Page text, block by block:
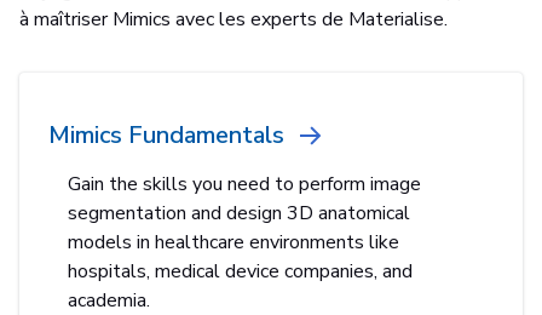
à maîtriser Mimics avec les experts de Materialise.
Mimics Fundamentals
Gain the skills you need to perform image
segmentation and design 3D anatomical
models in healthcare environments like
hospitals, medical device companies, and
academia.